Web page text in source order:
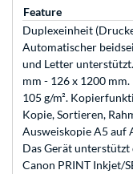
Feature
Duplexeinheit
Automatischer
und Letter
mm - 126 x 1200
105 g/m².
Kopie, Sortieren,
Ausweiskopie A5 auf
Das Gerät
Canon PRINT Inkjet/